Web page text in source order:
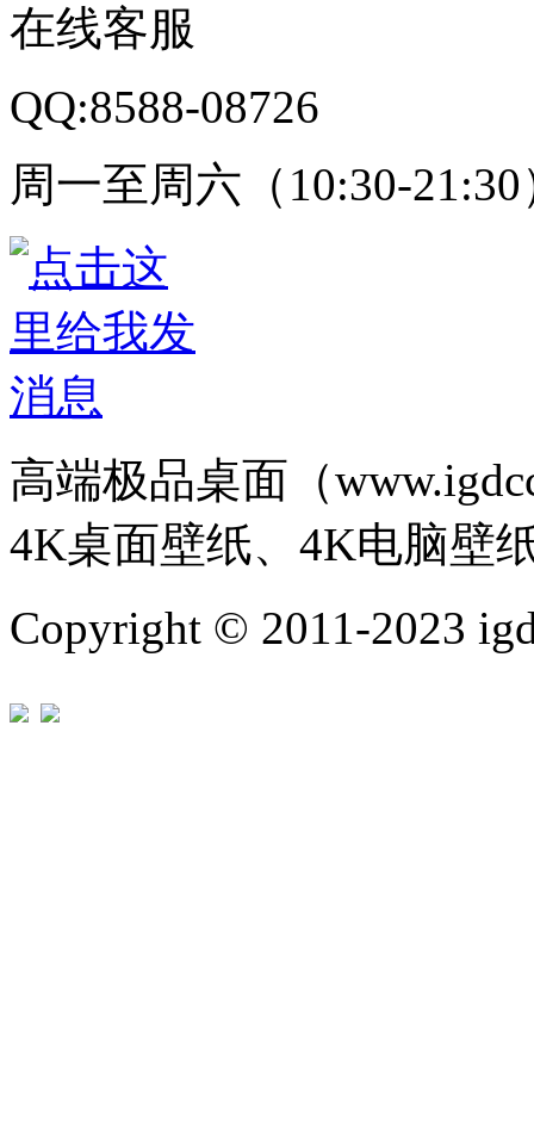
在线客服
QQ:8588-08726
周一至周六（10:30-21:30
高端极品桌面（
4K桌面壁纸、4K电脑壁
Copyright © 2011-2023